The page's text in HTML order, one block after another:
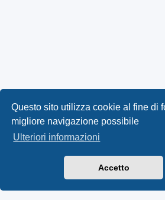
Questo sito utilizza cookie al fine di
migliore navigazione possibile
Ulteriori informazioni
Accetto